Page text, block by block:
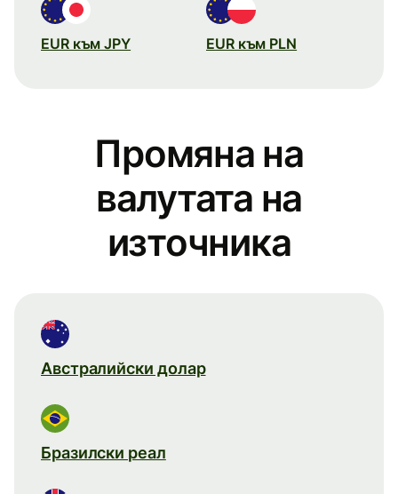
EUR към JPY EUR към PLN
Промяна на
валутата на
източника
Австралийски долар
Бразилски реал